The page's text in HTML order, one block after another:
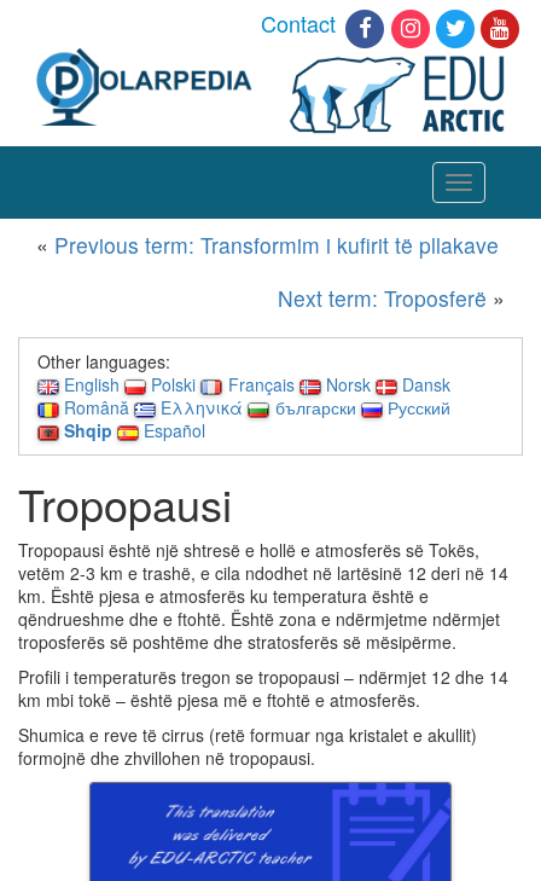
Contact
Toggle
navigation
« Previous term: Transformim i kufirit të pllakave
Next term: Troposferë »
Other languages:
English
Polski Français Norsk
Dansk
Română
Ελληνικά български
Русский
Shqip
Español
Tropopausi
Tropopausi është një shtresë e hollë e atmosferës së Tokës,
vetëm 2-3 km e trashë, e cila ndodhet në lartësinë 12 deri në 14
km. Është pjesa e atmosferës ku temperatura është e
qëndrueshme dhe e ftohtë. Është zona e ndërmjetme ndërmjet
troposferës së poshtëme dhe stratosferës së mësipërme.
Profili i temperaturës tregon se tropopausi – ndërmjet 12 dhe 14
km mbi tokë – është pjesa më e ftohtë e atmosferës.
Shumica e reve të cirrus (retë formuar nga kristalet e akullit)
formojnë dhe zhvillohen në tropopausi.